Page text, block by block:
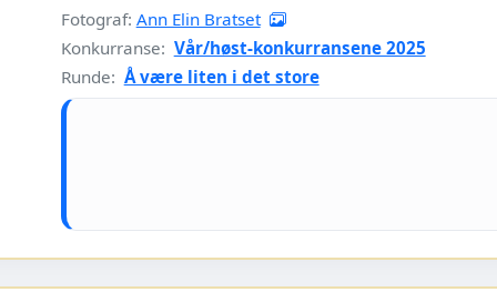
Fotograf: Ann Elin Bratset
Konkurranse: Vår/høst-konkurransene 2025
Runde: Å være liten i det store